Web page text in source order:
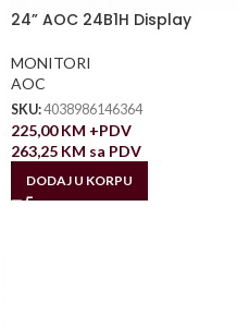
24” AOC 24B1H Display
MONITORI
AOC
SKU:4038986146364
225,00KM +PDV
263,25 KM sa PDV
DODAJ U KORPU